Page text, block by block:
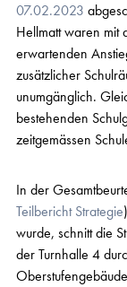
07.02.2023
Hellmatt waren mit
erwartenden
zusätzlicher
unumgänglich.
bestehenden
zeitgemässen
In der
Teilbericht Strategie
wurde, schnitt die
der Turnhalle 4